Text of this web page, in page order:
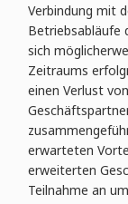
Verbindung mit
Betriebsabläufe
sich
Zeitraums
einen Verlust
erwarteten
erweiterten
Teilnahme an